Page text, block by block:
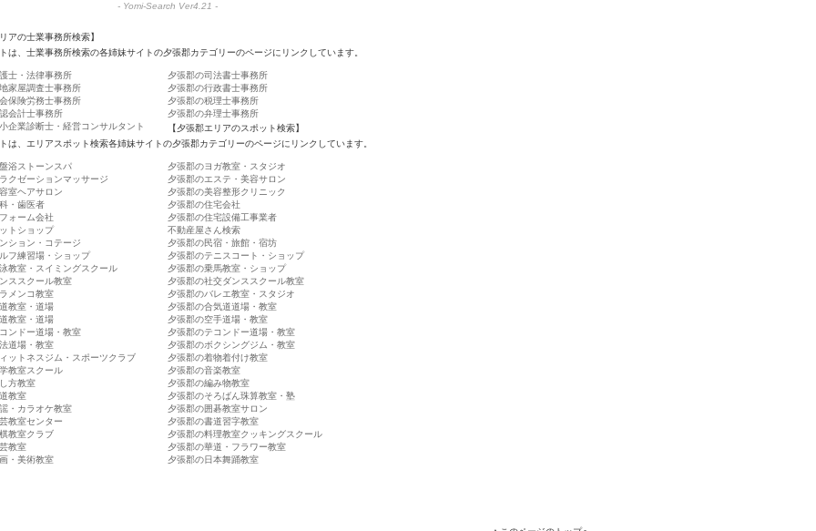
- Yomi-Search Ver4.21 -
アの士業事務所検索】
は、士業事務所検索の各姉妹サイトの夕張郡カテゴリーのページにリンクしています。
士・法律事務所
夕張郡の司法書士事務所
家屋調査士事務所
夕張郡の行政書士事務所
保険労務士事務所
夕張郡の税理士事務所
会計士事務所
夕張郡の弁理士事務所
企業診断士・経営コンサルタント
【夕張郡エリアのスポット検索】
は、エリアスポット検索各姉妹サイトの夕張郡カテゴリーのページにリンクしています。
浴ストーンスパ
夕張郡のヨガ教室・スタジオ
クゼーションマッサージ
夕張郡のエステ・美容サロン
室ヘアサロン
夕張郡の美容整形クリニック
・歯医者
夕張郡の住宅会社
ォーム会社
夕張郡の住宅設備工事業者
トショップ
不動産屋さん検索
ション・コテージ
夕張郡の民宿・旅館・宿坊
フ練習場・ショップ
夕張郡のテニスコート・ショップ
教室・スイミングスクール
夕張郡の乗馬教室・ショップ
ススクール教室
夕張郡の社交ダンススクール教室
メンコ教室
夕張郡のバレエ教室・スタジオ
教室・道場
夕張郡の合気道道場・教室
教室・道場
夕張郡の空手道場・教室
ンドー道場・教室
夕張郡のテコンドー道場・教室
道場・教室
夕張郡のボクシングジム・教室
ットネスジム・スポーツクラブ
夕張郡の着物着付け教室
教室スクール
夕張郡の音楽教室
方教室
夕張郡の編み物教室
教室
夕張郡のそろばん珠算教室・塾
・カラオケ教室
夕張郡の囲碁教室サロン
教室センター
夕張郡の書道習字教室
教室クラブ
夕張郡の料理教室クッキングスクール
教室
夕張郡の華道・フラワー教室
・美術教室
夕張郡の日本舞踊教室